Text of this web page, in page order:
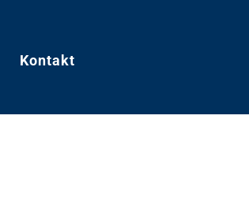
Kontakt